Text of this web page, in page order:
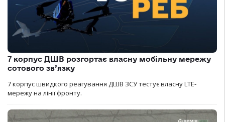
7 корпус ДШВ розгортає власну мобільну мережу
сотового зв’язку
7 корпус швидкого реагування ДШВ ЗСУ тестує власну LTE-
мережу на лінії фронту.